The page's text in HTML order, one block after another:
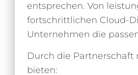
entsprechen. Von
fortschrittlichen Cloud-
Unternehmen die
Durch die Partnerschaft
bieten: